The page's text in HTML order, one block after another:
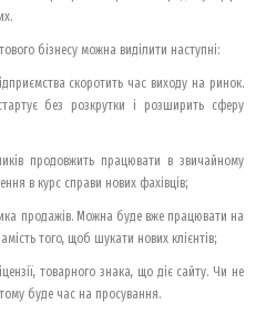
бізнесу можна виділити наступні:
скоротить час виходу на ринок.
без розкрутки і розширить сферу
продовжить працювати в звичайному
в курс справи нових фахівців;
продажів. Можна буде вже працювати на
того, щоб шукати нових клієнтів;
товарного знака, що діє сайту. Чи не
буде час на просування.